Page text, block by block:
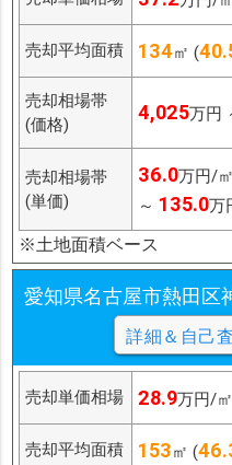
売却平均面積 134㎡ (
売却相場帯
(価格)
4,025万円
売却相場帯
(単価)
36.0万円/
～ 135.0万
※土地面積ベース
愛知県名古屋市熱田区
詳細＆自己
売却単価相場 28.9万円/
売却平均面積 153㎡ (